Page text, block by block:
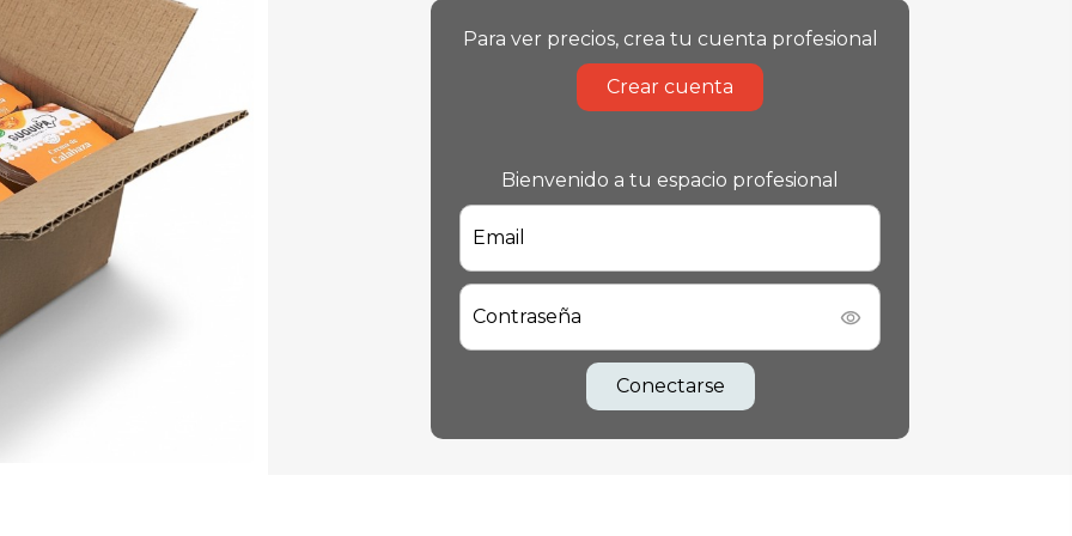
Para ver precios, crea tu cuenta profesional
Crear cuenta
Bienvenido a tu espacio profesional
Email
Contraseña
Conectarse